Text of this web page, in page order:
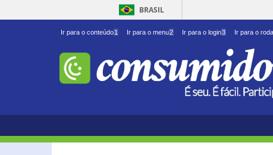
BRASIL
Ir para o conteúdo1 Ir para o menu2 Ir para o login3 Ir para o